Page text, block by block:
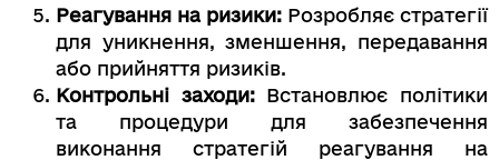
Реагування на ризики: Розробляє стратегії
для уникнення, зменшення, передавання
або прийняття ризиків.
Контрольні заходи:Встановлює політики
та процедури для забезпечення
виконання стратегій реагування на